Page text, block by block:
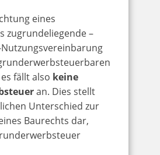
eines
zugrundeliegende –
fällt also keine
an. Dies stellt
Unterschied zur
Baurechts dar,